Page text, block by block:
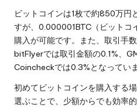
ビットコインは1枚で約850万円
すが、0.000001BTC（ビットコ
購入が可能です。また、取引手
bitFlyerでは取引金額の0.1%、
Coincheckでは0.3%となっていま
初めてビットコインを購入する
選ぶことで、少額からでも効率